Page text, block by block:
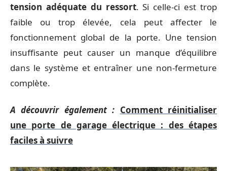
tension adéquate du ressort. Si celle-ci est trop
faible ou trop élevée, cela peut affecter le
fonctionnement global de la porte. Une tension
insuffisante peut causer un manque d’équilibre
dans le système et entraîner une non-fermeture
complète.
A découvrir également : Comment réinitialiser
une porte de garage électrique : des étapes
faciles à suivre